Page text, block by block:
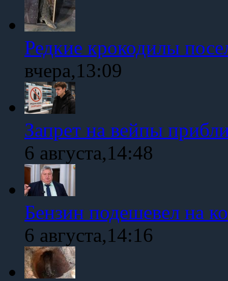
Редкие крокодилы
вчера,13:09
Запрет на вейпы
6 августа,14:48
Бензин подешевел на
6 августа,14:16